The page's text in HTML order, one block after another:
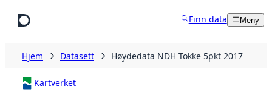
Finn data Meny
Hjem Datasett Høydedata NDH Tokke 5pkt 2017
Kartverket